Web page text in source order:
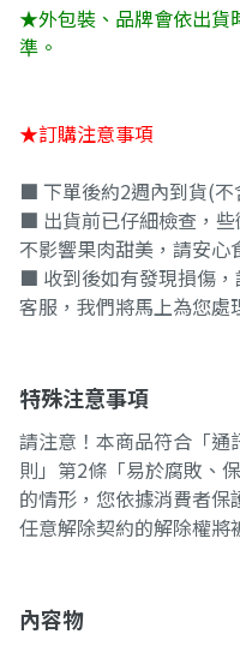
★外包裝、品牌會依出貨
準。
★訂購注意事項
■ 下單後約2週內到貨(不
■ 出貨前已仔細檢查，
不影響果肉甜美，請安心
■ 收到後如有發現損傷
客服，我們將馬上為您處
特殊注意事項
請注意！本商品符合「
則」第2條「易於腐敗、
的情形，您依據消費者
任意解除契約的解除權將
內容物